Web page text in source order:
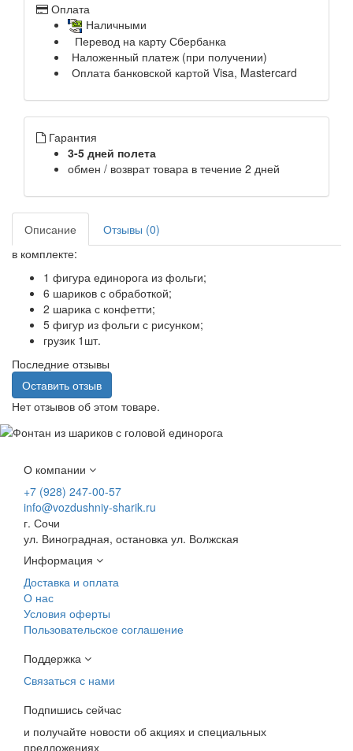
Оплата
Наличными
Перевод на карту Сбербанка
Наложенный платеж (при получении)
Оплата банковской картой Visa, Mastercard
Гарантия
3-5 дней полета
обмен / возврат товара в течение 2 дней
Описание
Отзывы (0)
в комплекте:
1 фигура единорога из фольги;
6 шариков с обработкой;
2 шарика с конфетти;
5 фигур из фольги с рисунком;
грузик 1шт.
Последние отзывы
Оставить отзыв
Нет отзывов об этом товаре.
О компании
+7 (928) 247-00-57
info@vozdushniy-sharik.ru
г. Сочи
ул. Виноградная, остановка ул. Волжская
Информация
Доставка и оплата
О нас
Условия оферты
Пользовательское соглашение
Поддержка
Связаться с нами
Подпишись сейчас
и получайте новости об акциях и специальных
предложениях